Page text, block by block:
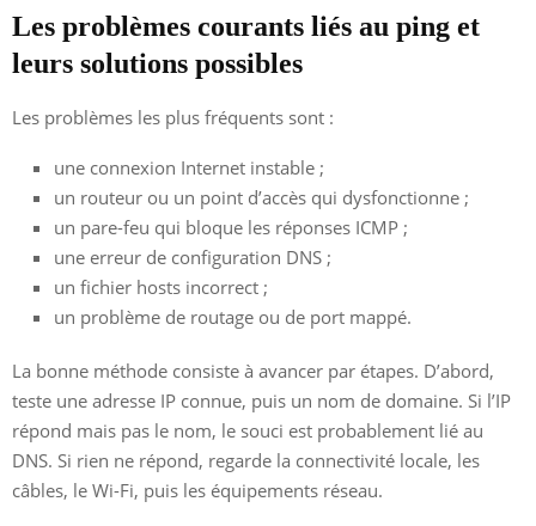
Les problèmes courants liés au ping et
leurs solutions possibles
Les problèmes les plus fréquents sont :
une connexion Internet instable ;
un routeur ou un point d’accès qui dysfonctionne ;
un pare-feu qui bloque les réponses ICMP ;
une erreur de configuration DNS ;
un fichier hosts incorrect ;
un problème de routage ou de port mappé.
La bonne méthode consiste à avancer par étapes. D’abord,
teste une adresse IP connue, puis un nom de domaine. Si l’IP
répond mais pas le nom, le souci est probablement lié au
DNS. Si rien ne répond, regarde la connectivité locale, les
câbles, le Wi-Fi, puis les équipements réseau.